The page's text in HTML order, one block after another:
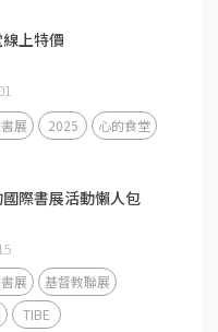
上特價
展 2025 心的食堂
際書展活動懶人包
展
基督教聯展
TIBE